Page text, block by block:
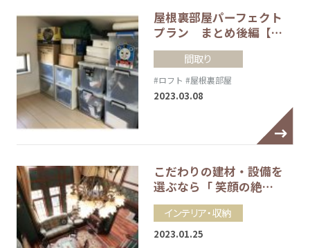
屋根裏部屋パーフェクト
プラン まとめ後編【…
間取り
#ロフト #屋根裏部屋
2023.03.08
こだわりの建材・設備を
選ぶなら「 笑顔の絶…
インテリア・収納
2023.01.25